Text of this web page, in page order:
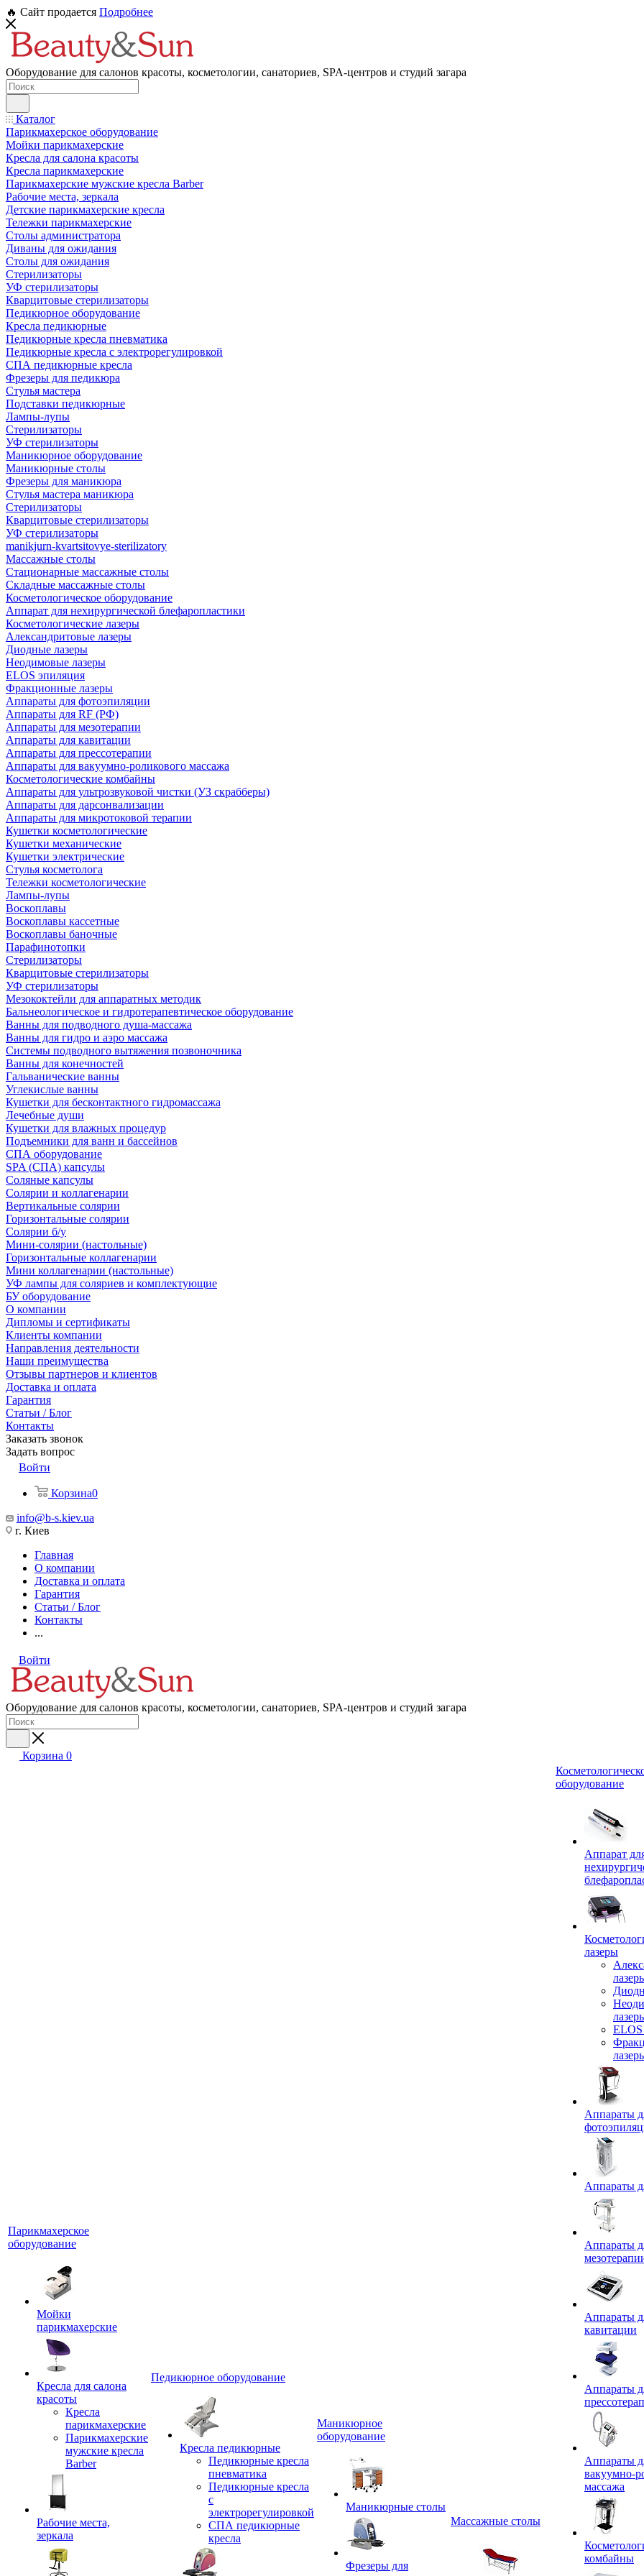
🔥 Сайт продается Подробнее
Оборудование для салонов красоты, косметологии, санаториев, SPA-центров и студий загара
Каталог
Парикмахерское оборудование
Мойки парикмахерские
Кресла для салона красоты
Кресла парикмахерские
Парикмахерские мужские кресла Barber
Рабочие места, зеркала
Детские парикмахерские кресла
Тележки парикмахерские
Столы администратора
Диваны для ожидания
Столы для ожидания
Стерилизаторы
УФ стерилизаторы
Кварцитовые стерилизаторы
Педикюрное оборудование
Кресла педикюрные
Педикюрные кресла пневматика
Педикюрные кресла с электрорегулировкой
СПА педикюрные кресла
Фрезеры для педикюра
Стулья мастера
Подставки педикюрные
Лампы-лупы
Стерилизаторы
УФ стерилизаторы
Маникюрное оборудование
Маникюрные столы
Фрезеры для маникюра
Стулья мастера маникюра
Стерилизаторы
Кварцитовые стерилизаторы
УФ стерилизаторы
manikjurn-kvartsitovye-sterilizatory
Массажные столы
Стационарные массажные столы
Складные массажные столы
Косметологическое оборудование
Аппарат для нехирургической блефаропластики
Косметологические лазеры
Александритовые лазеры
Диодные лазеры
Неодимовые лазеры
ELOS эпиляция
Фракционные лазеры
Аппараты для фотоэпиляции
Аппараты для RF (РФ)
Аппараты для мезотерапии
Аппараты для кавитации
Аппараты для прессотерапии
Аппараты для вакуумно-роликового массажа
Косметологические комбайны
Аппараты для ультрозвуковой чистки (УЗ скрабберы)
Аппараты для дарсонвализации
Аппараты для микротоковой терапии
Кушетки косметологические
Кушетки механические
Кушетки электрические
Стулья косметолога
Тележки косметологические
Лампы-лупы
Воскоплавы
Воскоплавы кассетные
Воскоплавы баночные
Парафинотопки
Стерилизаторы
Кварцитовые стерилизаторы
УФ стерилизаторы
Мезококтейли для аппаратных методик
Бальнеологическое и гидротерапевтическое оборудование
Ванны для подводного душа-массажа
Ванны для гидро и аэро массажа
Системы подводного вытяжения позвоночника
Ванны для конечностей
Гальванические ванны
Углекислые ванны
Кушетки для бесконтактного гидромассажа
Лечебные души
Кушетки для влажных процедур
Подъемники для ванн и бассейнов
СПА оборудование
SPA (СПА) капсулы
Соляные капсулы
Солярии и коллагенарии
Вертикальные солярии
Горизонтальные солярии
Солярии б/у
Мини-солярии (настольные)
Горизонтальные коллагенарии
Мини коллагенарии (настольные)
УФ лампы для соляриев и комплектующие
БУ оборудование
О компании
Дипломы и сертификаты
Клиенты компании
Направления деятельности
Наши преимущества
Отзывы партнеров и клиентов
Доставка и оплата
Гарантия
Статьи / Блог
Контакты
Заказать звонок
Задать вопрос
Войти
Корзина0
info@b-s.kiev.ua
г. Киев
Главная
О компании
Доставка и оплата
Гарантия
Статьи / Блог
Контакты
...
Войти
Оборудование для салонов красоты, косметологии, санаториев, SPA-центров и студий загара
Корзина 0
Парикмахерское
оборудование
Мойки
парикмахерские
Кресла для салона
красоты
Кресла
парикмахерские
Парикмахерские
мужские кресла
Barber
Рабочие места,
зеркала
Педикюрное оборудование
Кресла педикюрные
Педикюрные кресла
пневматика
Педикюрные кресла
с
электрорегулировкой
СПА педикюрные
кресла
Маникюрное
оборудование
Маникюрные столы
Фрезеры для
Массажные столы
оборудование
Аппарат
лазеры
Аппараты
Аппараты
Аппараты
Аппараты
кавитации
Аппараты
Аппараты
вакуумно-
массажа
комбайны